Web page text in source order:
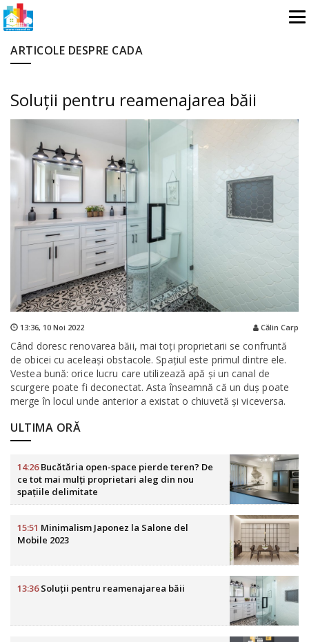
ARTICOLE DESPRE CADA
Soluții pentru reamenajarea băii
13:36, 10 Noi 2022 Călin Carp
Când doresc renovarea băii, mai toți proprietarii se confruntă
de obicei cu aceleași obstacole. Spațiul este primul dintre ele.
Vestea bună: orice lucru care utilizează apă și un canal de
scurgere poate fi deconectat. Asta înseamnă că un duș poate
merge în locul unde anterior a existat o chiuvetă și viceversa.
ULTIMA ORĂ
14:26Bucătăria open-space pierde teren? De
ce tot mai mulți proprietari aleg din nou
spațiile delimitate
15:51 Minimalism Japonez la Salone del
Mobile 2023
13:36Soluții pentru reamenajarea băii